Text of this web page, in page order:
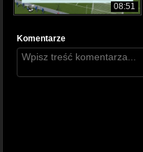
08:51
Komentarze